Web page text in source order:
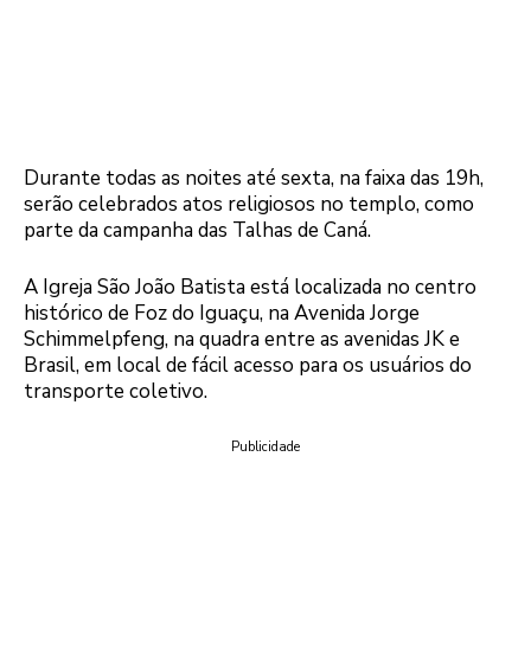
Durante todas as noites até sexta, na faixa das 19h,
serão celebrados atos religiosos no templo, como
parte da campanha das Talhas de Caná.
A Igreja São João Batista está localizada no centro
histórico de Foz do Iguaçu, na Avenida Jorge
Schimmelpfeng, na quadra entre as avenidas JK e
Brasil, em local de fácil acesso para os usuários do
transporte coletivo.
Publicidade